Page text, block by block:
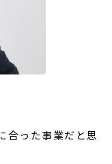
合った事業だと思